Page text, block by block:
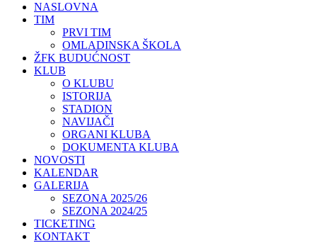
NASLOVNA
TIM
PRVI TIM
OMLADINSKA ŠKOLA
ŽFK BUDUĆNOST
KLUB
O KLUBU
ISTORIJA
STADION
NAVIJAČI
ORGANI KLUBA
DOKUMENTA KLUBA
NOVOSTI
KALENDAR
GALERIJA
SEZONA 2025/26
SEZONA 2024/25
TICKETING
KONTAKT